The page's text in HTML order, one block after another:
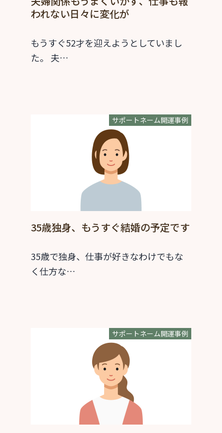
われない日々に変化が
もうすぐ52才を迎えようとしていまし
た。 夫…
サポートネーム開運事例
35歳独身、もうすぐ結婚の予定です
35歳で独身、仕事が好きなわけでもな
く仕方な…
サポートネーム開運事例